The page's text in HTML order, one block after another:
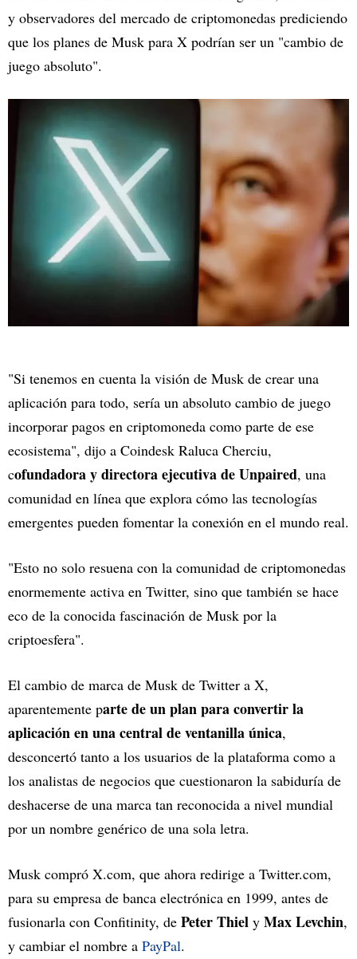
y observadores del mercado de criptomonedas prediciendo
que los planes de Musk para X podrían ser un "cambio de
juego absoluto".
"Si tenemos en cuenta la visión de Musk de crear una
aplicación para todo, sería un absoluto cambio de juego
incorporar pagos en criptomoneda como parte de ese
ecosistema", dijo a Coindesk Raluca Cherciu,
cofundadora y directora ejecutiva de Unpaired, una
comunidad en línea que explora cómo las tecnologías
emergentes pueden fomentar la conexión en el mundo real.
"Esto no solo resuena con la comunidad de criptomonedas
enormemente activa en Twitter, sino que también se hace
eco de la conocida fascinación de Musk por la
criptoesfera".
El cambio de marca de Musk de Twitter a X,
aparentemente parte de un plan para convertir la
aplicación en una central de ventanilla única,
desconcertó tanto a los usuarios de la plataforma como a
los analistas de negocios que cuestionaron la sabiduría de
deshacerse de una marca tan reconocida a nivel mundial
por un nombre genérico de una sola letra.
Musk compró X.com, que ahora redirige a Twitter.com,
para su empresa de banca electrónica en 1999, antes de
fusionarla con Confitinity, de Peter Thiel y Max Levchin,
y cambiar el nombre a PayPal.